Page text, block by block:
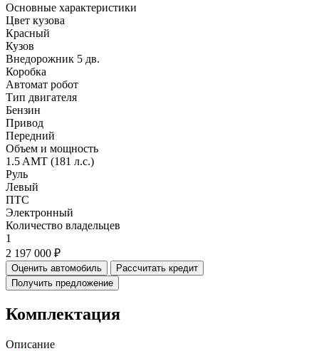
Основные характеристики
Цвет кузова
Красный
Кузов
Внедорожник 5 дв.
Коробка
Автомат робот
Тип двигателя
Бензин
Привод
Передний
Объем и мощность
1.5 AMT (181 л.с.)
Руль
Левый
ПТС
Электронный
Количество владельцев
1
2 197 000 ₽
Оценить автомобиль
Рассчитать кредит
Получить предложение
Комплектация
Описание